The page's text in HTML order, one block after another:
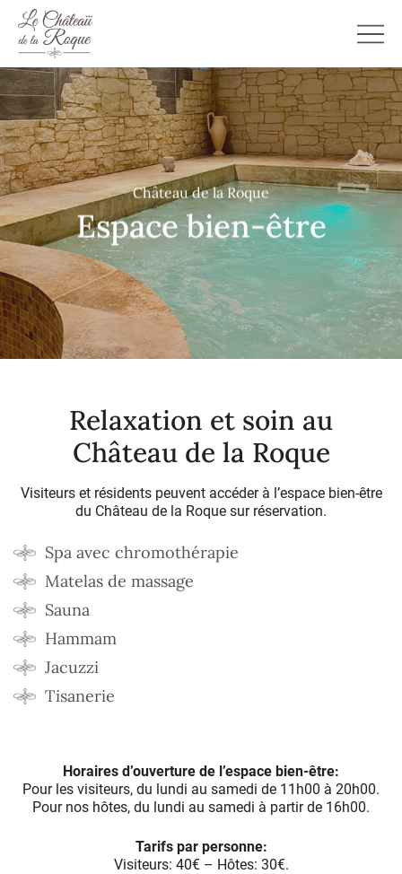
Château de la Roque
Espace bien-être
Relaxation et soin au
Château de la Roque
Visiteurs et résidents peuvent accéder à l’espace bien-être
du Château de la Roque sur réservation.
Spa avec chromothérapie
Matelas de massage
Sauna
Hammam
Jacuzzi
Tisanerie
Horaires d’ouverture de l’espace bien-être:
Pour les visiteurs, du lundi au samedi de 11h00 à 20h00.
Pour nos hôtes, du lundi au samedi à partir de 16h00.
Tarifs par personne:
Visiteurs: 40€ – Hôtes: 30€.